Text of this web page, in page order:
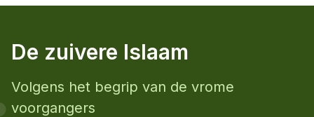
De zuivere Islaam
Volgens het begrip van de vrome
voorgangers